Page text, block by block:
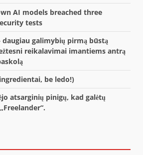
AI models breached three
tests
daugiau galimybių pirmą būstą
reikalavimai imantiems antrą
be ledo!)
atsarginių pinigų, kad galėtų